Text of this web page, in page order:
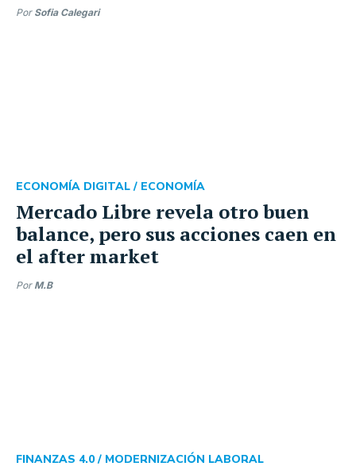
Por Sofia Calegari
Mercado Libre revela otro buen
balance, pero sus acciones caen en
el after market
ECONOMÍA DIGITAL / ECONOMÍA
Por M.B
FINANZAS 4.0 / MODERNIZACIÓN LABORAL